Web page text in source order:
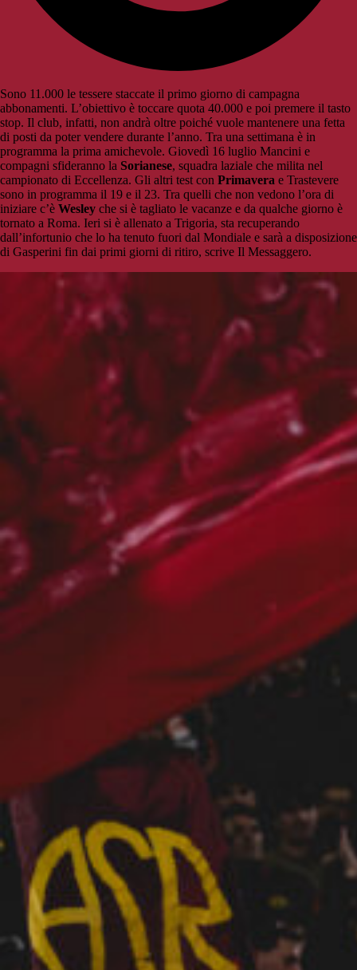
Sono 11.000 le tessere staccate il primo giorno di campagna
abbonamenti. L’obiettivo è toccare quota 40.000 e poi premere il tasto
stop. Il club, infatti, non andrà oltre poiché vuole mantenere una fetta
di posti da poter vendere durante l’anno. Tra una settimana è in
programma la prima amichevole. Giovedì 16 luglio Mancini e
compagni sfideranno la Sorianese, squadra laziale che milita nel
campionato di Eccellenza. Gli altri test con Primavera e Trastevere
sono in programma il 19 e il 23. Tra quelli che non vedono l’ora di
iniziare c’è Wesley che si è tagliato le vacanze e da qualche giorno è
tornato a Roma. Ieri si è allenato a Trigoria, sta recuperando
dall’infortunio che lo ha tenuto fuori dal Mondiale e sarà a disposizione
di Gasperini fin dai primi giorni di ritiro, scrive Il Messaggero.